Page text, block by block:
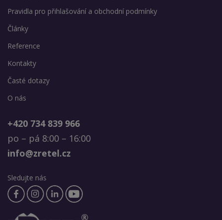
Pravidla pro přihlašování a obchodní podmínky
Články
Reference
Kontakty
Časté dotazy
O nás
+420 734 839 966
po – pá 8:00 – 16:00
info@zretel.cz
Sledujte nás